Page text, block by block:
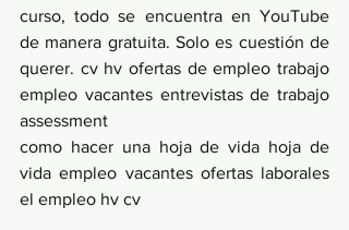
curso, todo se encuentra en YouTube
de manera gratuita. Solo es cuestión de
querer. cv hv ofertas de empleo trabajo
empleo vacantes entrevistas de trabajo
assessment
como hacer una hoja de vida hoja de
vida empleo vacantes ofertas laborales
el empleo hv cv